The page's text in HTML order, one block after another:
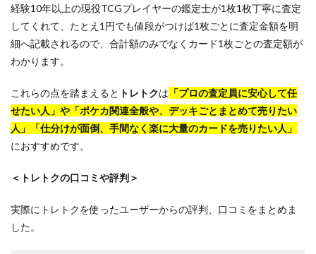
経験10年以上の現役TCGプレイヤーの鑑定士が1枚1枚丁寧に査定
してくれて、たとえ1円でも値段がつけば1枚ごとに査定金額を明
細へ記載されるので、合計額のみでなくカード1枚ごとの査定額が
わかります。
これらの点を踏まえると トレトクは 「プロの査定員に安心して任
せたい人」や「ポケカ関連全般や、デッキごとまとめて売りたい
人」「仕分けが面倒、手間なく楽に大量のカードを売りたい人」
におすすめです。
＜トレトクの口コミや評判＞
実際にトレトクを使ったユーザーからの評判、口コミをまとめま
した。